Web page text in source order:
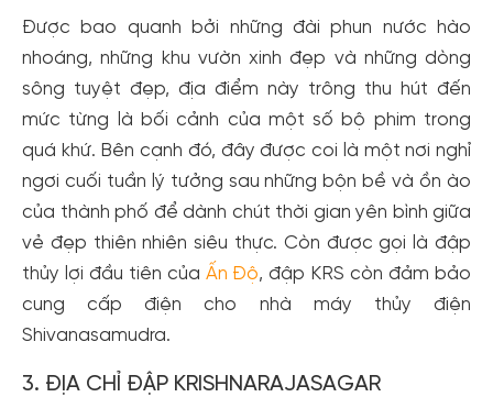
Được bao quanh bởi những đài phun nước hào
nhoáng, những khu vườn xinh đẹp và những dòng
sông tuyệt đẹp, địa điểm này trông thu hút đến
mức từng là bối cảnh của một số bộ phim trong
quá khứ. Bên cạnh đó, đây được coi là một nơi nghỉ
ngơi cuối tuần lý tưởng sau những bộn bề và ồn ào
của thành phố để dành chút thời gian yên bình giữa
vẻ đẹp thiên nhiên siêu thực. Còn được gọi là đập
thủy lợi đầu tiên của Ấn Độ, đập KRS còn đảm bảo
cung cấp điện cho nhà máy thủy điện
Shivanasamudra.
3. ĐỊA CHỈ ĐẬP KRISHNARAJASAGAR
Tạo tài khoản nhanh - nhận nhiều ưu
đãi!
Tạo tài khoản để có thểnhận ngay các ưu đãihấp dẫn
dành cho thành viên đến từ các đối tác của Gody.vn dành
cho cộng đồng.
Hoặc đăng nhập bằng